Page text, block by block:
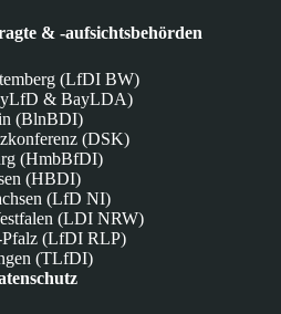
& -aufsichtsbehörden
(LfDI BW)
& BayLDA)
(BlnBDI)
(DSK)
(HmbBfDI)
(HBDI)
(LfD NI)
(LDI NRW)
Pfalz (LfDI RLP)
(TLfDI)